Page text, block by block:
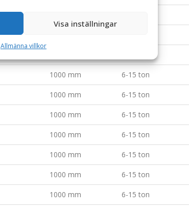
Visa inställningar
Allmänna villkor
1000 mm 6-15 ton
1000 mm 6-15 ton
1000 mm 6-15 ton
1000 mm 6-15 ton
1000 mm 6-15 ton
1000 mm 6-15 ton
1000 mm 6-15 ton